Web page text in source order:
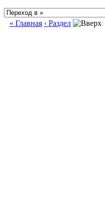
« Главная ‹ Раздел